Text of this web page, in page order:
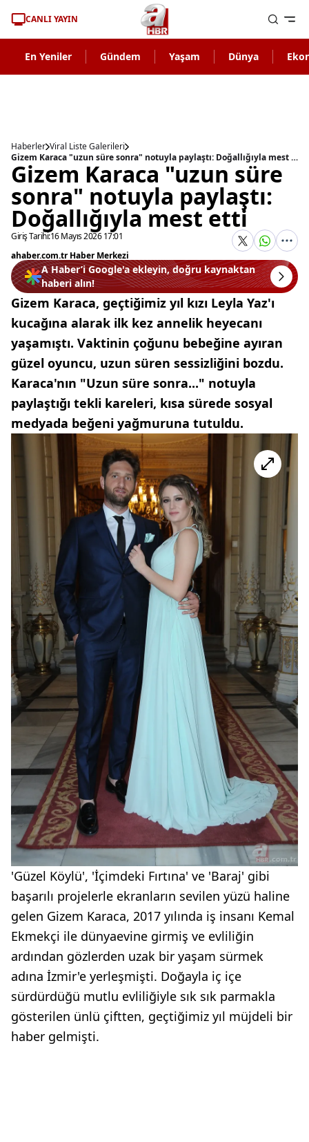
CANLI YAYIN
En Yeniler Gündem Yaşam Dünya
Haberler Viral Liste Galerileri
Gizem Karaca "uzun süre sonra" notuyla paylaştı: Doğallığıyla mest etti
Gizem Karaca "uzun süre
sonra" notuyla paylaştı:
Doğallığıyla mest etti
Giriş Tarihi:16 Mayıs 2026 17:01
ahaber.com.tr Haber Merkezi
A Haber’i Google'a ekleyin, doğru kaynaktan
haberi alın!
Gizem Karaca, geçtiğimiz yıl kızı Leyla Yaz'ı
kucağına alarak ilk kez annelik heyecanı
yaşamıştı. Vaktinin çoğunu bebeğine ayıran
güzel oyuncu, uzun süren sessizliğini bozdu.
Karaca'nın "Uzun süre sonra..." notuyla
paylaştığı tekli kareleri, kısa sürede sosyal
medyada beğeni yağmuruna tutuldu.
'Güzel Köylü', 'İçimdeki Fırtına' ve 'Baraj' gibi
başarılı projelerle ekranların sevilen yüzü haline
gelen Gizem Karaca, 2017 yılında iş insanı Kemal
Ekmekçi ile dünyaevine girmiş ve evliliğin
ardından gözlerden uzak bir yaşam sürmek
adına İzmir'e yerleşmişti. Doğayla iç içe
sürdürdüğü mutlu evliliğiyle sık sık parmakla
gösterilen ünlü çiftten, geçtiğimiz yıl müjdeli bir
haber gelmişti.